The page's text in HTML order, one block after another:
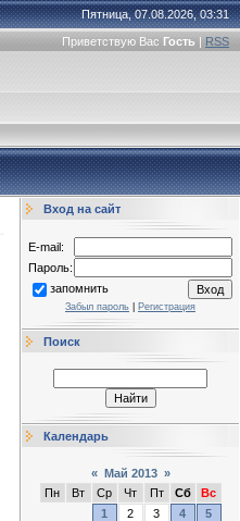
Пятница, 07.08.2026, 03:31
Приветствую Вас Гость | RSS
Вход на сайт
E-mail:
Пароль:
запомнить
Забыл пароль Регистрация
Поиск
Календарь
« Май 2013 »
Пн
Вт Ср Чт Пт Сб
Вс
1
2 3 4
5